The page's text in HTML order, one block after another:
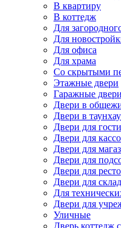
В квартиру
В коттедж
Для
Для
Для офиса
Для храма
Со скрытыми
Этажные двери
Гаражные двери
Двери в
Двери в
Двери для
Двери для
Двери для
Двери для
Двери для
Двери для
Для
Двери для
Уличные